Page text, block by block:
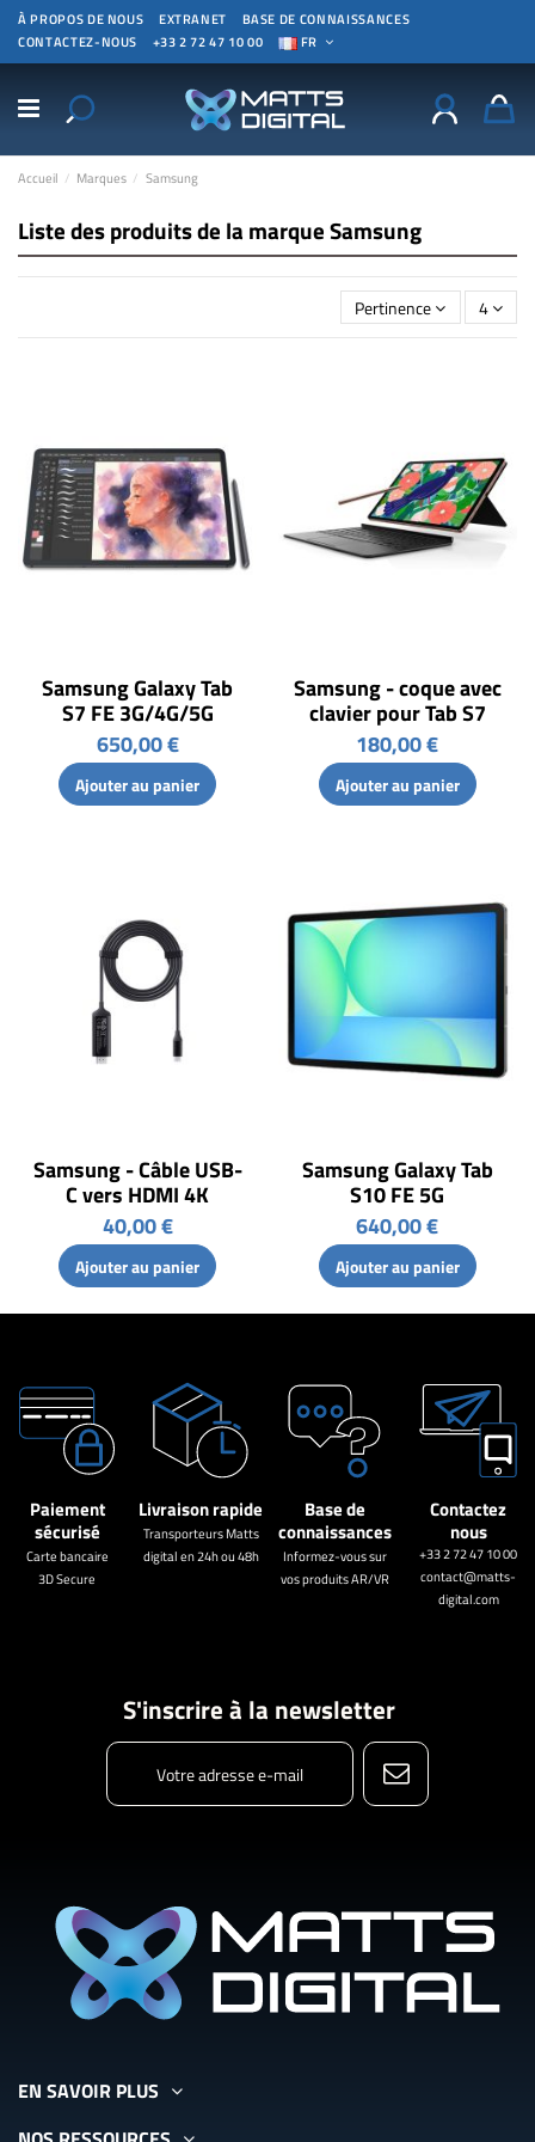
À PROPOS DE NOUS EXTRANET
BASE DE CONNAISSANCES
CONTACTEZ-NOUS
+33 2 72 47 10 00 FR
Accueil Marques Samsung
Liste des produits de la marque Samsung
Pertinence 4
Samsung Galaxy Tab
S7 FE 3G/4G/5G
650,00 €
Ajouter au panier
Samsung - coque avec
clavier pour Tab S7
180,00 €
Ajouter au panier
Samsung - Câble USB-
C vers HDMI 4K
40,00 €
Ajouter au panier
Samsung Galaxy Tab
S10 FE 5G
640,00 €
Ajouter au panier
Paiement
sécurisé
Carte bancaire
3D Secure
Livraison rapide
Transporteurs Matts
digital en 24h ou 48h
Base de
connaissances
Informez-vous sur
vos produits AR/VR
Contactez
nous
+33 2 72 47 10 00
contact@matts-
digital.com
S'inscrire à la newsletter
EN SAVOIR PLUS